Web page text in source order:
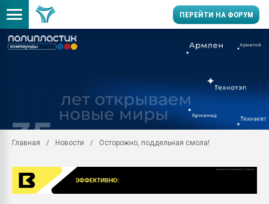
ПЕРЕЙТИ НА ФОРУМ
Вакуум-формовочные
ближайшее
Подмосковье, Москва
28.07.2026
пластмасс
28.07.2026
Главная Новости Осторожно, поддельная смола!